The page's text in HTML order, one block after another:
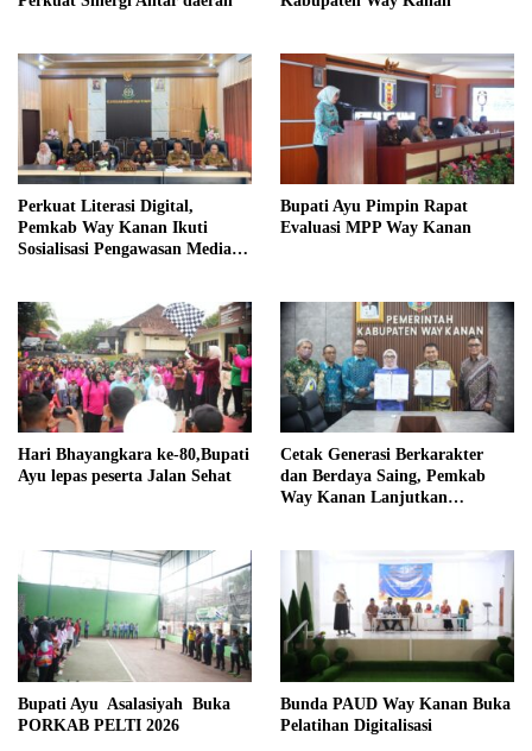
Perkuat Literasi Digital,
Pemkab Way Kanan Ikuti
Sosialisasi Pengawasan Media
Bupati Ayu Pimpin Rapat
Evaluasi MPP Way Kanan
Hari Bhayangkara ke-80,Bupati
Ayu lepas peserta Jalan Sehat
Cetak Generasi Berkarakter
dan Berdaya Saing, Pemkab
Way Kanan Lanjutkan
Bupati Ayu Asalasiyah Buka
PORKAB PELTI 2026
Bunda PAUD Way Kanan Buka
Pelatihan Digitalisasi